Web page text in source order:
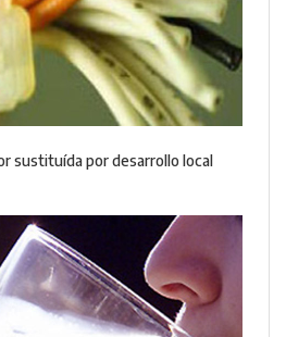
sustituída por desarrollo local